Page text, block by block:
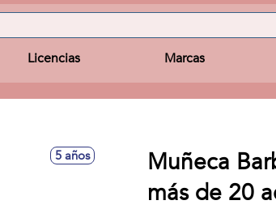
Licencias Marcas
5 años
Muñeca
más de 20